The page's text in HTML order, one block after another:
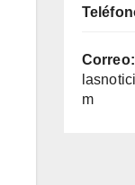
Correo:
m